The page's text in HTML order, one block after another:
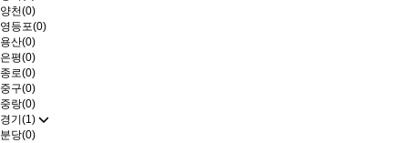
양천(0)
영등포(0)
용산(0)
은평(0)
종로(0)
중구(0)
중랑(0)
경기(1)
분당(0)